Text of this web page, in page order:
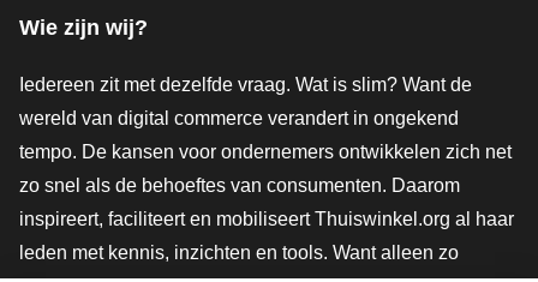
Wie zijn wij?
Iedereen zit met dezelfde vraag. Wat is slim? Want de
wereld van digital commerce verandert in ongekend
tempo. De kansen voor ondernemers ontwikkelen zich net
zo snel als de behoeftes van consumenten. Daarom
inspireert, faciliteert en mobiliseert Thuiswinkel.org al haar
leden met kennis, inzichten en tools. Want alleen zo